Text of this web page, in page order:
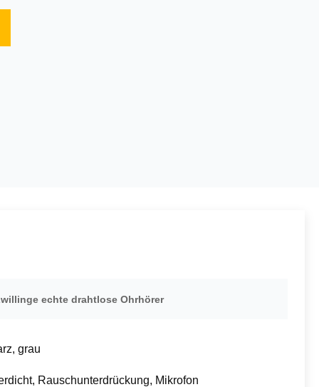
echte drahtlose Ohrhörer
grau
Rauschunterdrückung, Mikrofon